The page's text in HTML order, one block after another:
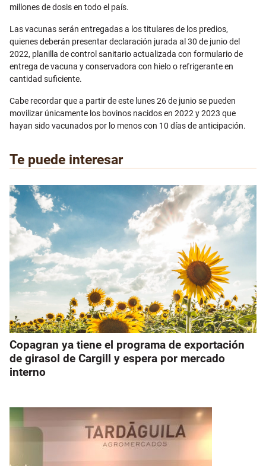
millones de dosis en todo el país.
Las vacunas serán entregadas a los titulares de los predios,
quienes deberán presentar declaración jurada al 30 de junio del
2022, planilla de control sanitario actualizada con formulario de
entrega de vacuna y conservadora con hielo o refrigerante en
cantidad suficiente.
Cabe recordar que a partir de este lunes 26 de junio se pueden
movilizar únicamente los bovinos nacidos en 2022 y 2023 que
hayan sido vacunados por lo menos con 10 días de anticipación.
Te puede interesar
Copagran ya tiene el programa de exportación
de girasol de Cargill y espera por mercado
interno